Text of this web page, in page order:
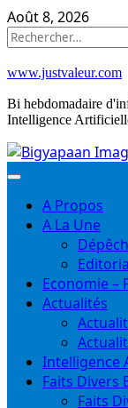
Skip
to
Août 8, 2026
Rechercher :
www.justvaleur.com
Bi hebdomadaire
Intelligence
A Propos
A La Une
Economie –
Actualités
Intelligence
Faits Divers
Faits